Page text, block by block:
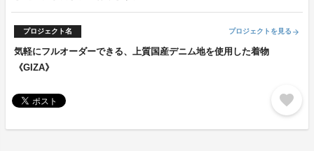
プロジェクト名 プロジェクトを見る arrow_forward
気軽にフルオーダーできる、上質国産デニム地を使用した着物
《GIZA》
favorite